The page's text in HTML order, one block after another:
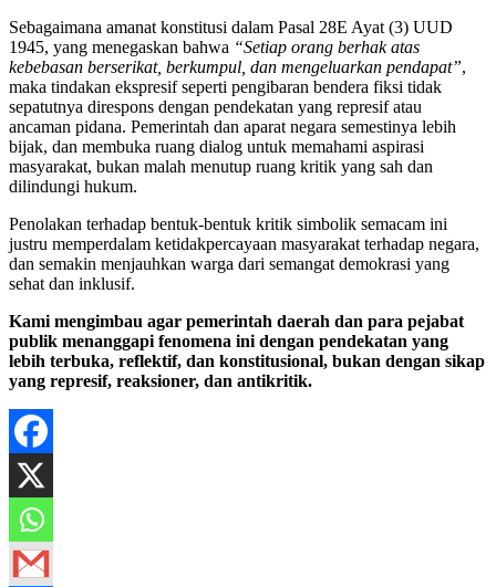
Sebagaimana amanat konstitusi dalam Pasal 28E Ayat (3) UUD
1945, yang menegaskan bahwa “Setiap orang berhak atas
kebebasan berserikat, berkumpul, dan mengeluarkan pendapat”,
maka tindakan ekspresif seperti pengibaran bendera fiksi tidak
sepatutnya direspons dengan pendekatan yang represif atau
ancaman pidana. Pemerintah dan aparat negara semestinya lebih
bijak, dan membuka ruang dialog untuk memahami aspirasi
masyarakat, bukan malah menutup ruang kritik yang sah dan
dilindungi hukum.
Penolakan terhadap bentuk-bentuk kritik simbolik semacam ini
justru memperdalam ketidakpercayaan masyarakat terhadap negara,
dan semakin menjauhkan warga dari semangat demokrasi yang
sehat dan inklusif.
Kami mengimbau agar pemerintah daerah dan para pejabat
publik menanggapi fenomena ini dengan pendekatan yang
lebih terbuka, reflektif, dan konstitusional, bukan dengan sikap
yang represif, reaksioner, dan antikritik.